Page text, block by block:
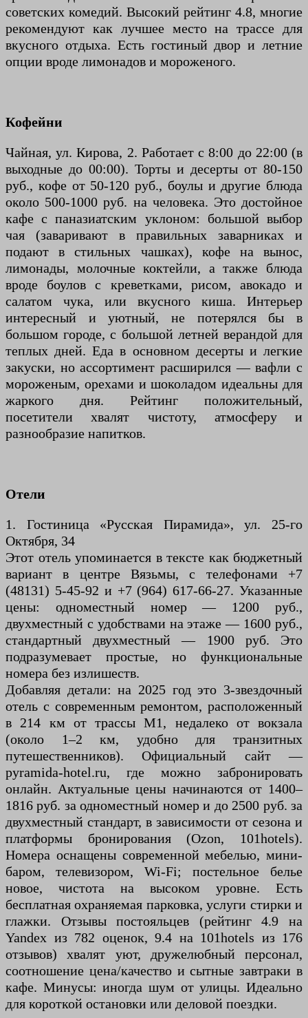
советских комедий. Высокий рейтинг 4.8, многие
рекомендуют как лучшее место на трассе для
вкусного отдыха. Есть гостиный двор и летние
опции вроде лимонадов и мороженого.
Кофейни
Чайная, ул. Кирова, 2. Работает с 8:00 до 22:00 (в
выходные до 00:00). Торты и десерты от 80-150
руб., кофе от 50-120 руб., боулы и другие блюда
около 500-1000 руб. на человека. Это достойное
кафе с паназиатским уклоном: большой выбор
чая (заваривают в правильных заварниках и
подают в стильных чашках), кофе на вынос,
лимонады, молочные коктейли, а также блюда
вроде боулов с креветками, рисом, авокадо и
салатом чука, или вкусного киша. Интерьер
интересный и уютный, не потерялся бы в
большом городе, с большой летней верандой для
теплых дней. Еда в основном десерты и легкие
закуски, но ассортимент расширился — вафли с
мороженым, орехами и шоколадом идеальны для
жаркого дня. Рейтинг положительный,
посетители хвалят чистоту, атмосферу и
разнообразие напитков.
Отели
1. Гостиница «Русская Пирамида», ул. 25-го
Октября, 34
Этот отель упоминается в тексте как бюджетный
вариант в центре Вязьмы, с телефонами +7
(48131) 5-45-92 и +7 (964) 617-66-27. Указанные
цены: одноместный номер — 1200 руб.,
двухместный с удобствами на этаже — 1600 руб.,
стандартный двухместный — 1900 руб. Это
подразумевает простые, но функциональные
номера без излишеств.
Добавляя детали: на 2025 год это 3-звездочный
отель с современным ремонтом, расположенный
в 214 км от трассы М1, недалеко от вокзала
(около 1–2 км, удобно для транзитных
путешественников). Официальный сайт —
pyramida-hotel.ru, где можно забронировать
онлайн. Актуальные цены начинаются от 1400–
1816 руб. за одноместный номер и до 2500 руб. за
двухместный стандарт, в зависимости от сезона и
платформы бронирования (Ozon, 101hotels).
Номера оснащены современной мебелью, мини-
баром, телевизором, Wi-Fi; постельное белье
новое, чистота на высоком уровне. Есть
бесплатная охраняемая парковка, услуги стирки и
глажки. Отзывы постояльцев (рейтинг 4.9 на
Yandex из 782 оценок, 9.4 на 101hotels из 176
отзывов) хвалят уют, дружелюбный персонал,
соотношение цена/качество и сытные завтраки в
кафе. Минусы: иногда шум от улицы. Идеально
для короткой остановки или деловой поездки.